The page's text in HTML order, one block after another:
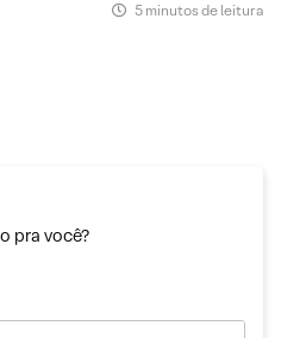
5 minutos de leitura
pra você?